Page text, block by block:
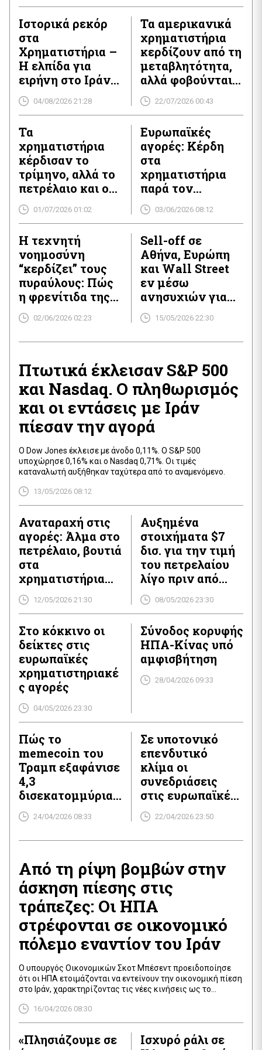
Ιστορικά ρεκόρ
στα
Χρηματιστήρια –
Η ελπίδα για
ειρήνη στο Ιράν
ανεβάζει τους
δείκτες
04/08/2026 21:28
Τα αμερικανικά
χρηματιστήρια
κερδίζουν από τη
μεταβλητότητα,
αλλά φοβούνται
τα crypto perps
22/07/2026 00:43
Τα
χρηματιστήρια
κέρδισαν το
τρίμηνο, αλλά το
πετρέλαιο και ο
χρυσός
πλήρωσαν τον
01/07/2026 01:02
Ευρωπαϊκές
αγορές: Κέρδη
στα
χρηματιστήρια
παρά τον
πληθωρισμό
03/06/2026 08:12
Η τεχνητή
νοημοσύνη
“κερδίζει” τους
πυραύλους: Πώς
η φρενίτιδα της
AI κρατάει
όρθιες τις αγορές
πετρελαίου
02/06/2026 02:23
Sell-off σε
Αθήνα, Ευρώπη
και Wall Street
εν μέσω
ανησυχιών για
πληθωρισμό και
ομόλογα
15/05/2026 22:30
Πτωτικά έκλεισαν S&P 500
και Nasdaq. Ο πληθωρισμός
και οι εντάσεις με Ιράν
πίεσαν την αγορά
Ο Dow Jones έκλεισε με άνοδο 0,11%. Ο S&P 500
υποχώρησε 0,16% και ο Nasdaq 0,71%. Οι τιμές
καταναλωτή αυξήθηκαν ταχύτερα από το αναμενόμενο.
13/05/2026 08:12
Αναταραχή στις
αγορές: Άλμα στο
πετρέλαιο, βουτιά
στα
χρηματιστήρια
καθώς
«παγώνουν» οι
και Ιράν
12/05/2026 21:30
Αυξημένα
στοιχήματα $7
δισ. για την τιμή
του πετρελαίου
λίγο πριν από
σημαντικές
ανακοινώσεις για
Ιράν
08/05/2026 23:30
Στο κόκκινο οι
δείκτες στις
ευρωπαϊκές
χρηματιστηριακέ
ς αγορές
04/05/2026 23:30
Σύνοδος κορυφής
ΗΠΑ-Κίνας υπό
αμφισβήτηση
28/04/2026 09:33
Πώς το
memecoin του
Τραμπ εξαφάνισε
4,3
δισεκατομμύρια
δολάρια
24/04/2026 08:33
Σε υποτονικό
επενδυτικό
κλίμα οι
συνεδριάσεις
στις ευρωπαϊκές
χρηματιστηριακέ
ς αγορές
22/04/2026 23:50
Από τη ρίψη βομβών στην
άσκηση πίεσης στις
τράπεζες: Οι ΗΠΑ
στρέφονται σε οικονομικό
πόλεμο εναντίον του Ιράν
Ο υπουργός Οικονομικών Σκοτ Μπέσεντ προειδοποίησε
ότι οι ΗΠΑ ετοιμάζονται να εντείνουν την οικονομική πίεση
στο Ιράν, χαρακτηρίζοντας τις νέες κινήσεις ως το
Σε ενημέρωση του Λευκού Οίκου την Τετάρτη, δήλωσε ότι η
κυβέρνηση είναι πλέον πρόθυμη να εφαρμόσει
δευτερογενείς κυρώσεις σε χώρες και εταιρείες που
αγοράζουν ιρανικό πετρέλαιο ή […]
16/04/2026 08:30
«Πλησιάζουμε σε
Ισχυρό ράλι σε